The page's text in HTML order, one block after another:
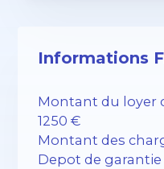
Informations
Montant du loyer
1250 €
Montant des
Depot de garantie